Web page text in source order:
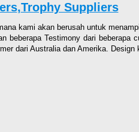
,Trophy Suppliers
kami akan berusah untuk
Testimony dari beberapa
dari Australia dan Amerika.